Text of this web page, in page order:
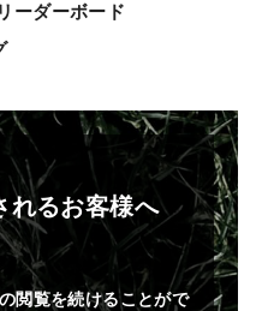
ーダーボード
れるお客様へ
閲覧を続けることがで